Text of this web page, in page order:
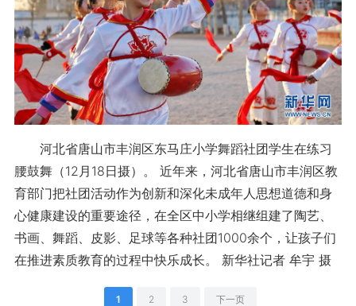
河北省唐山市丰润区东马庄小学舞蹈社团学生在练习
腰鼓舞（12月18日摄）。 近年来，河北省唐山市丰润区教
育部门把社团活动作为创新和深化未成年人思想道德和身
心健康建设的重要途径，在全区中小学相继组建了陶艺、
书画、舞蹈、皮影、足球等各种社团1000余个，让孩子们
在推进素质教育的过程中快乐成长。 新华社记者 牟宇 摄
1 2 3 下一页